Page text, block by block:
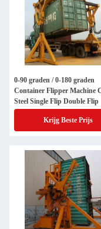
0-90 graden / 0-180 graden
Container Flipper Machine
Steel Single Flip Double Flip
Krijg Beste Prijs